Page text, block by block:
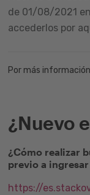
de 01/08/2021
accederlos por
Por más
¿Nuevo
¿Cómo realizar
previo a
https://